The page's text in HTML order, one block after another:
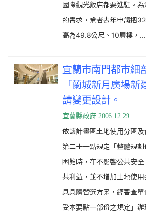
國際觀光飯店都要進駐。 為
的需求，業者去年申請把
高為49.8公尺、10層樓， ...
宜蘭市南門都市細
「蘭城新月廣場新
請變更設計。
宜蘭縣政府 2006.12.29
依該計畫區土地使用分區
第二十一點規定「整體規
困難時，在不影響公共安
共利益，並不增加土地使
具具體替選方案，經審查
受本要點一部份之規定」辦